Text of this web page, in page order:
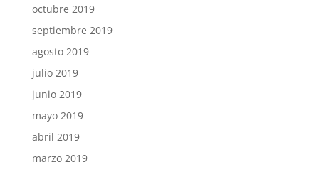
octubre 2019
septiembre 2019
agosto 2019
julio 2019
junio 2019
mayo 2019
abril 2019
marzo 2019